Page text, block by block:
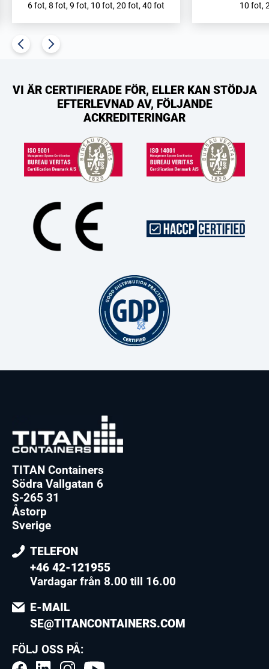
6 fot, 8 fot, 9 fot, 10 fot, 20 fot, 40 fot
10 fot,
VI ÄR CERTIFIERADE FÖR, ELLER KAN STÖDJA
EFTERLEVNAD AV, FÖLJANDE
ACKREDITERINGAR
TITAN Containers
Södra Vallgatan 6
S-265 31
Åstorp
Sverige
TELEFON
+46 42-121955
Vardagar från 8.00 till 16.00
E-MAIL
SE@TITANCONTAINERS.COM
FÖLJ OSS PÅ: